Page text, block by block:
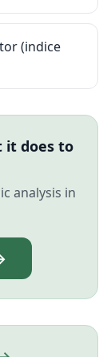
(indice
it does to
analysis in